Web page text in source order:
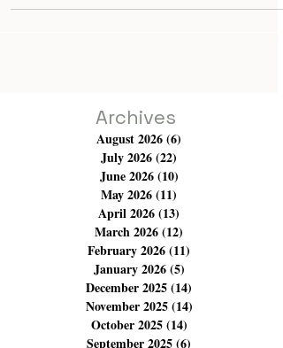
"Au Violon" de Fadhel Jaziri.
Archives
August 2026 (6)
July 2026 (22)22 posts
June 2026(10)10 posts
May 2026(11)11 posts
April 2026(13)13 posts
March 2026(12)12 posts
February 2026 (11)11 posts
January 2026 (5)5 posts
December 2025(14)